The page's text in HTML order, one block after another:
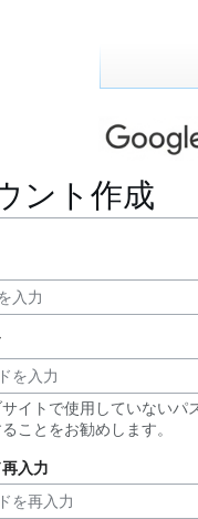
ント作成
イトで使用していないパ
ことをお勧めします。
入力